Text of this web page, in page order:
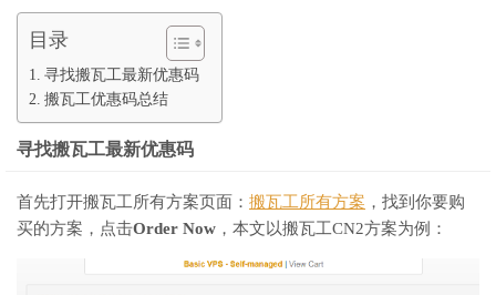
目录
寻找搬瓦工最新优惠码
搬瓦工优惠码总结
寻找搬瓦工最新优惠码
首先打开搬瓦工所有方案页面： 搬瓦工所有方案 ，找到你要购
买的方案，点击Order Now ，本文以搬瓦工CN2方案为例：